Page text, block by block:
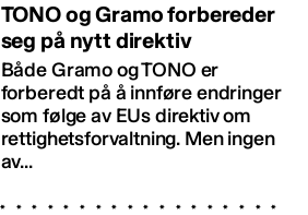
TONO og Gramo forbereder
seg på nytt direktiv
Både Gramo og TONO er
forberedt på å innføre endringer
som følge av EUs direktiv om
rettighetsforvaltning. Men ingen
av...